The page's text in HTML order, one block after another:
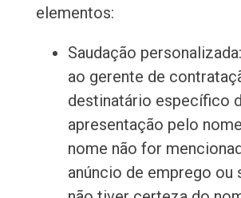
elementos:
Saudação
ao gerente de
destinatário específico
apresentação pelo
nome não for
anúncio de emprego ou